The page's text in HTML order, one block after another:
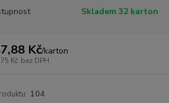
Skladem 32 karton
Kč/karton
Kč bez DPH
104